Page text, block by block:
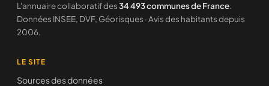
L'annuaire collaboratif des34 493 communes de France.
Données INSEE, DVF, Géorisques · Avis des habitants depuis
2006.
LE SITE
Sources des données